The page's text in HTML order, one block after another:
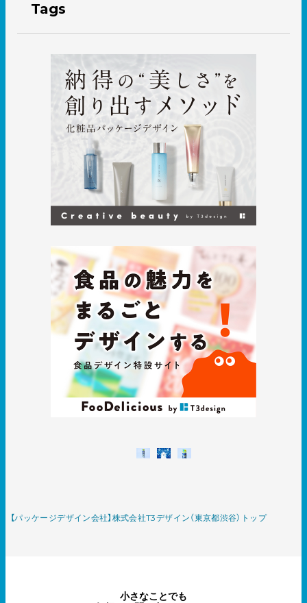
Tags
【パッケージデザイン会社】株式会社T3デザイン（東京都渋谷）トップ
小さなことでも